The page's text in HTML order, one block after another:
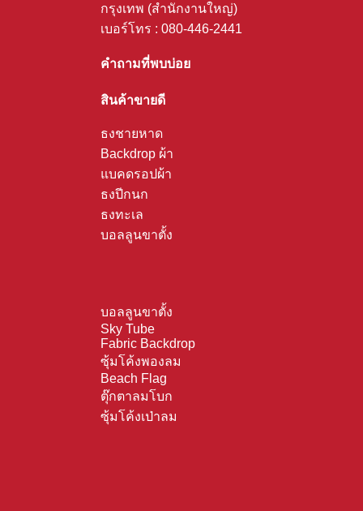
กรุงเทพ (สำนักงานใหญ่)
เบอร์โทร : 080-446-2441
คำถามที่พบบ่อย
สินค้าขายดี
ธงชายหาด
Backdrop ผ้า
แบคดรอปผ้า
ธงปีกนก
ธงทะเล
บอลลูนขาตั้ง
บอลลูนขาตั้ง
Sky Tube
Fabric Backdrop
ซุ้มโค้งพองลม
Beach Flag
ตุ๊กตาลมโบก
ซุ้มโค้งเป่าลม